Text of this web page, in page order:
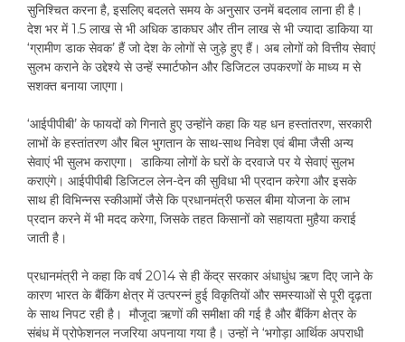
सुनिश्चित करना है, इसलिए बदलते समय के अनुसार उनमें बदलाव लाना ही है।
देश भर में 1.5 लाख से भी अधिक डाकघर और तीन लाख से भी ज्यादा डाकिया या
‘ग्रामीण डाक सेवक’ हैं जो देश के लोगों से जुड़े हुए हैं। अब लोगों को वित्तीय सेवाएं
सुलभ कराने के उद्देश्ये से उन्हें स्मार्टफोन और डिजिटल उपकरणों के माध्य म से
सशक्त बनाया जाएगा।
‘आईपीपीबी’ के फायदों को गिनाते हुए उन्होंने कहा कि यह धन हस्तांतरण, सरकारी
लाभों के हस्तांतरण और बिल भुगतान के साथ-साथ निवेश एवं बीमा जैसी अन्य
सेवाएं भी सुलभ कराएगा। डाकिया लोगों के घरों के दरवाजे पर ये सेवाएं सुलभ
कराएंगे। आईपीपीबी डिजिटल लेन-देन की सुविधा भी प्रदान करेगा और इसके
साथ ही विभिन्नस स्कीआमों जैसे कि प्रधानमंत्री फसल बीमा योजना के लाभ
प्रदान करने में भी मदद करेगा, जिसके तहत किसानों को सहायता मुहैया कराई
जाती है।
प्रधानमंत्री ने कहा कि वर्ष 2014 से ही केंद्र सरकार अंधाधुंध ऋण दिए जाने के
कारण भारत के बैंकिंग क्षेत्र में उत्परन्नं हुई विकृतियों और समस्याओं से पूरी दृढ़ता
के साथ निपट रही है। मौजूदा ऋणों की समीक्षा की गई है और बैंकिंग क्षेत्र के
संबंध में प्रोफेशनल नजरिया अपनाया गया है। उन्हों ने ‘भगोड़ा आर्थिक अपराधी